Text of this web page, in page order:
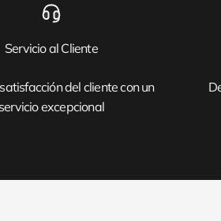
Servicio al Cliente
del cliente con un
excepcional